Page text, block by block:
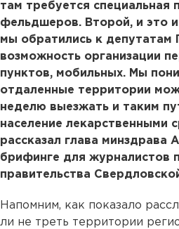
там требуется специальная
фельдшеров. Второй, и это
мы обратились к депутатам
возможность организации
пунктов, мобильных. Мы
отдаленные территории
неделю выезжать и таким
население лекарственными
рассказал глава минздрава
брифинге для журналистов
правительства
Напомним, как показало
ли не треть территории